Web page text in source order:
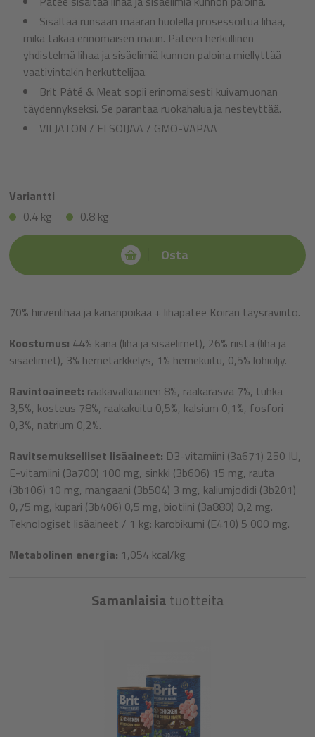
Sisältää runsaan määrän huolella prosessoitua lihaa,
mikä takaa erinomaisen maun. Pateen herkullinen
yhdistelmä lihaa ja sisäelimiä kunnon paloina miellyttää
vaativintakin herkuttelijaa.
Brit Pâté & Meat sopii erinomaisesti kuivamuonan
täydennykseksi. Se parantaa ruokahalua ja nesteyttää.
VILJATON / EI SOIJAA / GMO-VAPAA
Variantti
0.4 kg
0.8 kg
Osta
70% hirvenlihaa ja kananpoikaa + lihapatee Koiran täysravinto.
Koostumus: 44% kana (liha ja sisäelimet), 26% riista (liha ja
sisäelimet), 3% hernetärkkelys, 1% hernekuitu, 0,5% lohiöljy.
Ravintoaineet: raakavalkuainen 8%, raakarasva 7%, tuhka
3,5%, kosteus 78%, raakakuitu 0,5%, kalsium 0,1%, fosfori
0,3%, natrium 0,2%.
Ravitsemukselliset lisäaineet: D3-vitamiini (3a671) 250 IU,
E-vitamiini (3a700) 100 mg, sinkki (3b606) 15 mg, rauta
(3b106) 10 mg, mangaani (3b504) 3 mg, kaliumjodidi (3b201)
0,75 mg, kupari (3b406) 0,5 mg, biotiini (3a880) 0,2 mg.
Teknologiset lisäaineet / 1 kg: karobikumi (E410) 5 000 mg.
Metabolinen energia: 1,054 kcal/kg
Samanlaisiatuotteita